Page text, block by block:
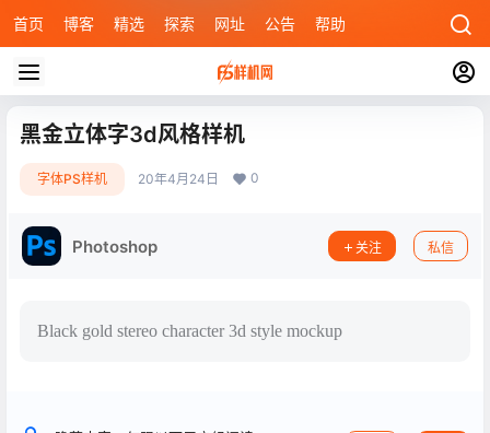
首页 博客 精选 探索 网址 公告 帮助
黑金立体字3d风格样机
字体PS样机 20年4月24日 0
Photoshop 关注 私信
Black gold stereo character 3d style mockup